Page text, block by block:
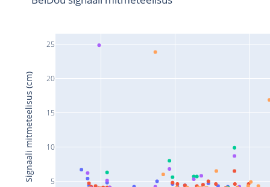
5
10
15
20
25
Signaali mitmeteelisus (cm)